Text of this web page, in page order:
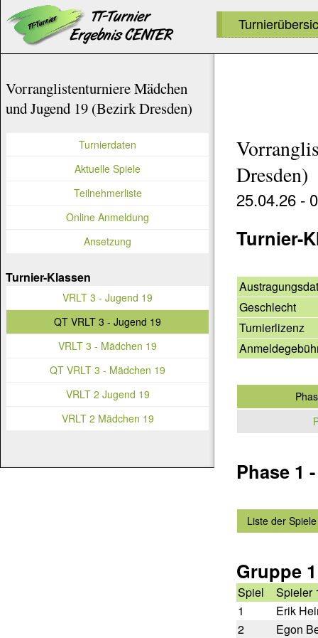
Dresden)
25.04.26 -
Turnier-
Geschlecht
Turnierlizenz
Phase 1
Liste der Spiele
Gruppe 1
Spiel
Spieler
1
Erik
2
Egon
Vorranglistenturniere Mädchen
und Jugend 19 (Bezirk Dresden)
Turnierdaten
Aktuelle Spiele
Teilnehmerliste
Online Anmeldung
Ansetzung
Turnier-Klassen
VRLT 3 - Jugend 19
QT VRLT 3 - Jugend 19
VRLT 3 - Mädchen 19
QT VRLT 3 - Mädchen 19
VRLT 2 Jugend 19
VRLT 2 Mädchen 19